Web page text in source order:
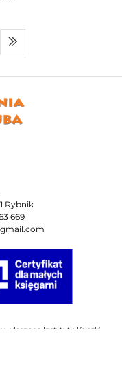
Rybnik
669
własnego Instytutu Książki